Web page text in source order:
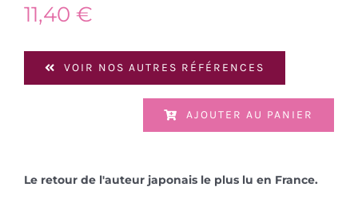
11,40 €
VOIR NOS AUTRES RÉFÉRENCES
AJOUTER AU PANIER
Le retour de l'auteur japonais le plus lu en France.